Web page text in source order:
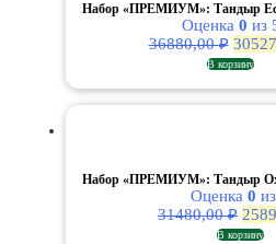
Набор «ПРЕМИУМ»: Тандыр
Оценка 0 из
36880,00₽
цена
В корзину
Набор «ПРЕМИУМ»: Тандыр
Оценка 0
31480,00₽
цена
В корзину